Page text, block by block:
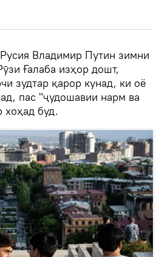
Владимир Путин зимни
Ғалаба изҳор дошт,
зудтар қарор кунад, ки оё
пас "ҷудошавии нарм ва
хоҳад буд.